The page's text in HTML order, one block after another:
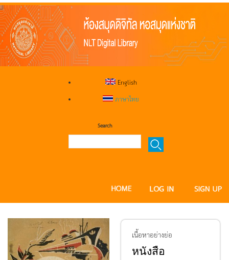
English
ภาษาไทย
Search
เนื้อหาอย่างย่อ
หนังสือ